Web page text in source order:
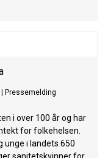
Pressemelding
i over 100 år og har
for folkehelsen.
unge i landets 650